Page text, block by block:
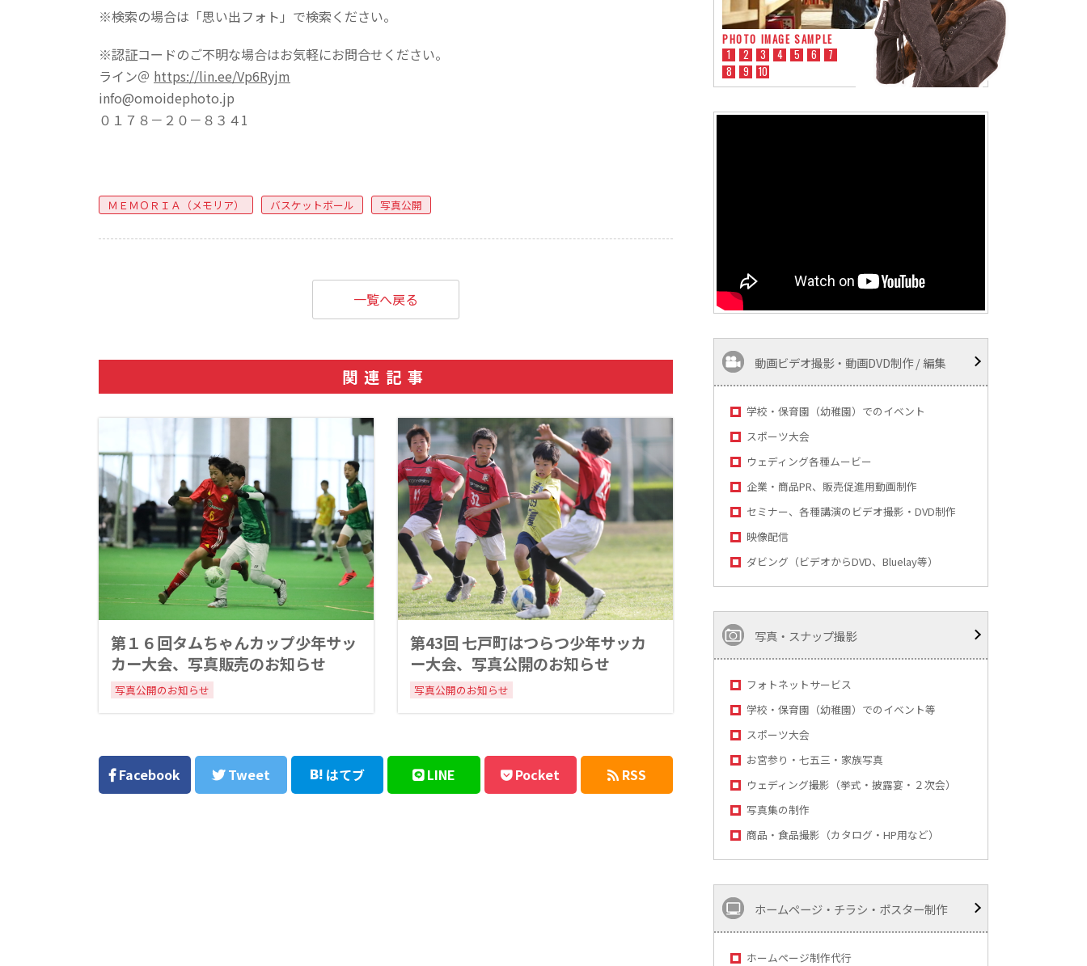
※検索の場合は「思い出フォト」で検索ください。
※認証コードのご不明な場合はお気軽にお問合せください。
ライン＠ https://lin.ee/Vp6Ryjm
info@omoidephoto.jp
０１７８－２０－８３４1
ＭＥＭＯＲＩＡ（メモリア） バスケットボール 写真公開
Facebook Tweet はてブ LINE Pocket RSS
一覧へ戻る
関連記事
第１６回タムちゃんカップ少年サッ
カー大会、写真販売のお知らせ
写真公開のお知らせ
第43回 七戸町はつらつ少年サッカ
ー大会、写真公開のお知らせ
写真公開のお知らせ
PHOTO IMAGE SAMPLE
1
2 3 4 5 6
7
8
9 10
動画ビデオ撮影・動画DVD制作 / 編集
学校・保育園（幼稚園）でのイベント
スポーツ大会
ウェディング各種ムービー
企業・商品PR、販売促進用動画制作
セミナー、各種講演のビデオ撮影・DVD制作
映像配信
ダビング（ビデオからDVD、Bluelay等）
写真・スナップ撮影
フォトネットサービス
学校・保育園（幼稚園）でのイベント等
スポーツ大会
お宮参り・七五三・家族写真
ウェディング撮影（挙式・披露宴・２次会）
写真集の制作
商品・食品撮影（カタログ・HP用など）
ホームページ・チラシ・ポスター制作
ホームページ制作代行